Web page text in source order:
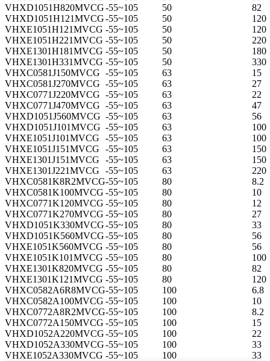
VHXD1051H820MVCG-55~105 50
82
VHXD1051H121MVCG-55~105 50
120
VHXE1051H121MVCG -55~105 50
120
VHXE1051H221MVCG -55~105 50
220
VHXE1301H181MVCG -55~105 50
180
VHXE1301H331MVCG -55~105 50
330
VHXC0581J150MVCG -55~105 63
15
VHXC0581J270MVCG -55~105 63
27
VHXC0771J220MVCG -55~105 63
22
VHXC0771J470MVCG -55~105 63
47
VHXD1051J560MVCG -55~105 63
56
VHXD1051J101MVCG -55~105 63
100
VHXE1051J101MVCG
-55~105 63
100
VHXE1051J151MVCG
-55~105 63
150
VHXE1301J151MVCG
-55~105 63
150
VHXE1301J221MVCG
-55~105 63
220
VHXC0581K8R2MVCG-55~105 80
8.2
VHXC0581K100MVCG -55~105 80
10
VHXC0771K120MVCG -55~105 80
12
VHXC0771K270MVCG -55~105 80
27
VHXD1051K330MVCG-55~105 80
33
VHXD1051K560MVCG-55~105 80
56
VHXE1051K560MVCG -55~105 80
56
VHXE1051K101MVCG -55~105 80
100
VHXE1301K820MVCG -55~105 80
82
VHXE1301K121MVCG -55~105 80
120
VHXC0582A6R8MVCG-55~105 100
6.8
VHXC0582A100MVCG -55~105 100
10
VHXC0772A8R2MVCG-55~105 100
8.2
VHXC0772A150MVCG -55~105 100
15
VHXD1052A220MVCG-55~105 100
22
VHXD1052A330MVCG-55~105 100
33
VHXE1052A330MVCG -55~105 100 33